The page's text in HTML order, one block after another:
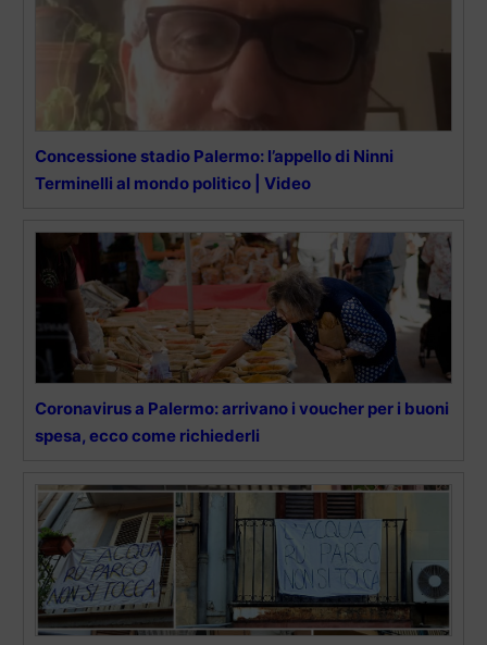
Concessione stadio Palermo: l’appello di Ninni
Terminelli al mondo politico | Video
Coronavirus a Palermo: arrivano i voucher per i buoni
spesa, ecco come richiederli